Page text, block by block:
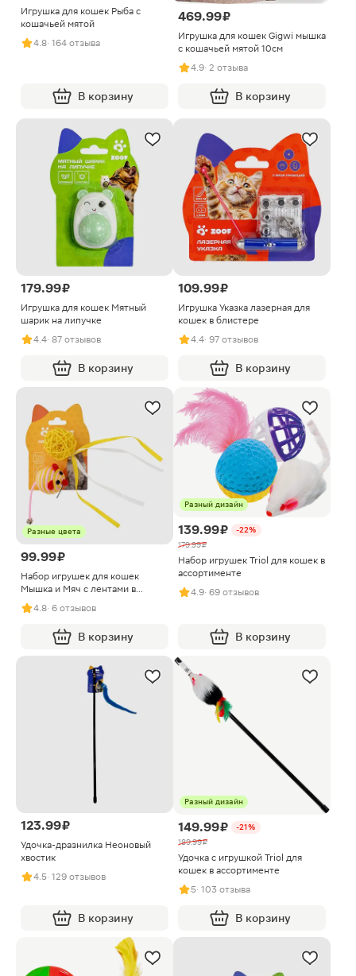
Игрушка для кошек Рыба с
кошачьей мятой
4.8· 164 отзыва
В корзину
469.99 ₽
Игрушка для кошек Gigwi мышка
с кошачьей мятой 10см
4.9· 2 отзыва
В корзину
179.99 ₽
Игрушка для кошек Мятный
шарик на липучке
4.4· 87 отзывов
В корзину
109.99 ₽
Игрушка Указка лазерная для
кошек в блистере
4.4· 97 отзывов
В корзину
Разные цвета
99.99 ₽
Набор игрушек для кошек
Мышка и Мяч с лентами в
ассортименте
4.8· 6 отзывов
В корзину
Разный дизайн
139.99 ₽
-22%
179.99 ₽
Набор игрушек Triol для кошек в
ассортименте
4.9· 69 отзывов
В корзину
123.99 ₽
Удочка-дразнилка Неоновый
хвостик
4.5· 129 отзывов
В корзину
Разный дизайн
149.99 ₽
-21%
189.99 ₽
Удочка с игрушкой Triol для
кошек в ассортименте
5· 103 отзыва
В корзину